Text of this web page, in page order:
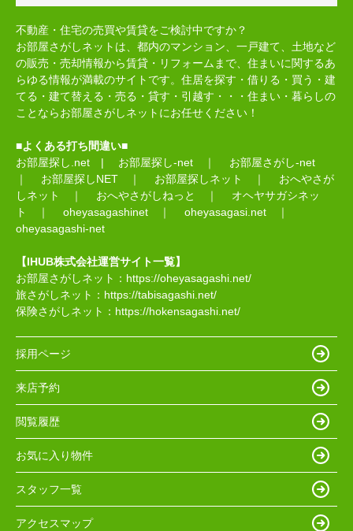
不動産・住宅の売買や賃貸をご検討中ですか？
お部屋さがしネットは、都内のマンション、一戸建て、土地など
の販売・売却情報から賃貸・リフォームまで、住まいに関するあ
らゆる情報が満載のサイトです。住居を探す・借りる・買う・建
てる・建て替える・売る・貸す・引越す・・・住まい・暮らしの
ことならお部屋さがしネットにお任せください！
■よくある打ち間違い■
お部屋探し.net | お部屋探し-net ｜ お部屋さがし-net
｜ お部屋探しNET ｜ お部屋探しネット ｜ おへやさが
しネット
｜ おへやさがしねっと ｜ オヘヤサガシネッ
ト
｜ oheyasagashinet ｜ oheyasagasi.net ｜
oheyasagashi-net
【IHUB株式会社運営サイト一覧】
お部屋さがしネット： https://oheyasagashi.net/
旅さがしネット： https://tabisagashi.net/
保険さがしネット： https://hokensagashi.net/
採用ページ
来店予約
閲覧履歴
お気に入り物件
スタッフ一覧
アクセスマップ